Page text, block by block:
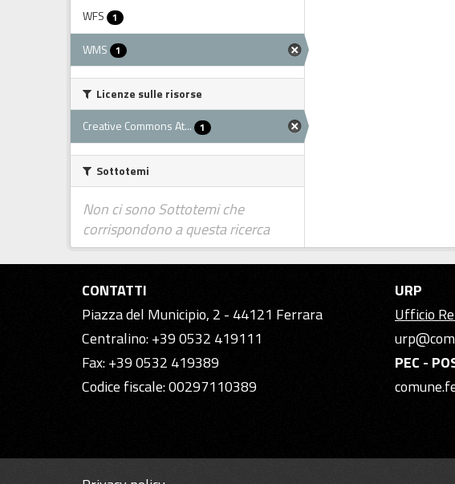
WFS 1
WMS 1
Licenze sulle risorse
Creative Commons At... 1
Sottotemi
Non ci sono Sottotemi che
corrispondono a questa ricerca
CONTATTI
Piazza del Municipio, 2 - 44121 Ferrara
Centralino: +39 0532 419111
Fax: +39 0532 419389
Codice fiscale: 00297110389
URP
Ufficio
PEC -